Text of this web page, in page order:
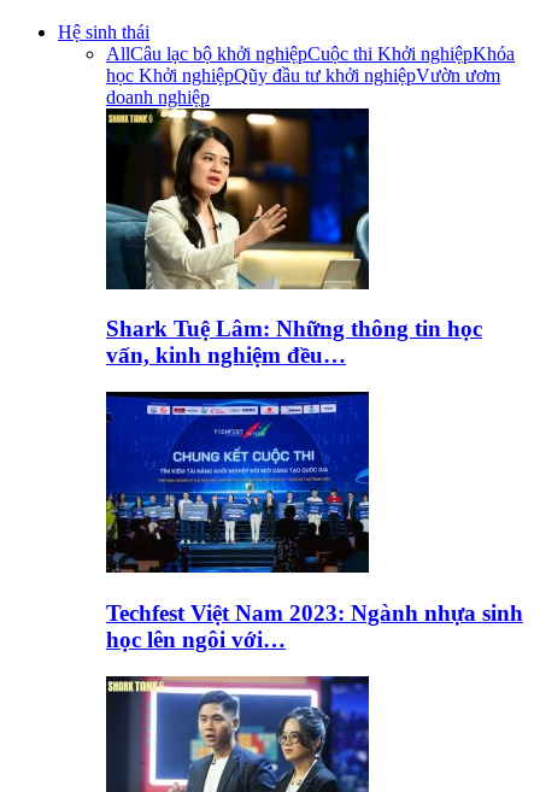
Hệ sinh thái
AllCâu lạc bộ khởi nghiệpCuộc thi Khởi nghiệpKhóa
học Khởi nghiệpQũy đầu tư khởi nghiệpVườn ươm
doanh nghiệp
Shark Tuệ Lâm: Những thông tin học
vấn, kinh nghiệm đều…
Techfest Việt Nam 2023: Ngành nhựa sinh
học lên ngôi với…